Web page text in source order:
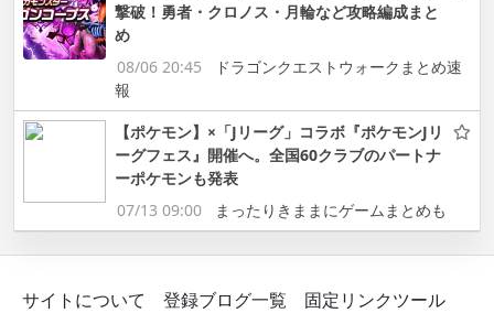
撃破！勇者・クロノス・月輪など攻略編成まと
め
08/06 20:45
ドラゴンクエストウォークまとめ速
報
【ポケモン】×「Jリーグ」コラボ『ポケモンJリ
ーグフェス』開催へ。全国60クラブのパートナ
ーポケモンも発表
07/13 09:00
まったりきままにゲームまとめも
サイトについて 登録ブログ一覧
固定リンクツール